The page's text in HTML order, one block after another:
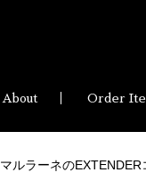
About Order
マルラーネのEXTENDER